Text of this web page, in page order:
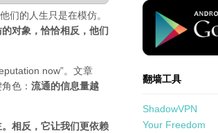
们的人生只是在模仿。
对象，恰恰相反，他们
now”。文章
色： 流通的信息量越
相反，它让我们更依赖
standard-
翻墙工具
ShadowVPN
Your Freedom